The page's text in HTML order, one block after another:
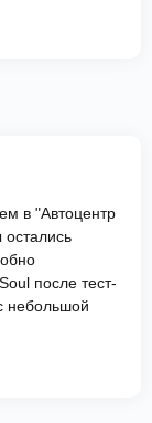
в "Автоцентр
после тест-
небольшой